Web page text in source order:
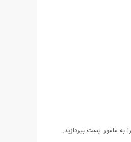
مامور پست بپردازید.